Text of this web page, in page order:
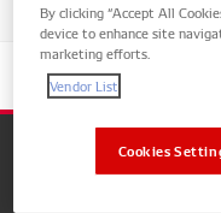
Company
By clicking “Accept All
device to enhance site
marketing efforts.
Vendor List
Cookies